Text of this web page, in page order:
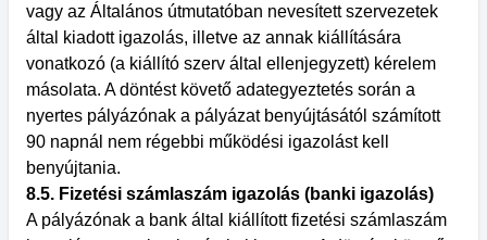
vagy az Általános útmutatóban nevesített szervezetek
által kiadott igazolás, illetve az annak kiállítására
vonatkozó (a kiállító szerv által ellenjegyzett) kérelem
másolata. A döntést követő adategyeztetés során a
nyertes pályázónak a pályázat benyújtásától számított
90 napnál nem régebbi működési igazolást kell
benyújtania.
8.5. Fizetési számlaszám igazolás (banki igazolás)
A pályázónak a bank által kiállított fizetési számlaszám